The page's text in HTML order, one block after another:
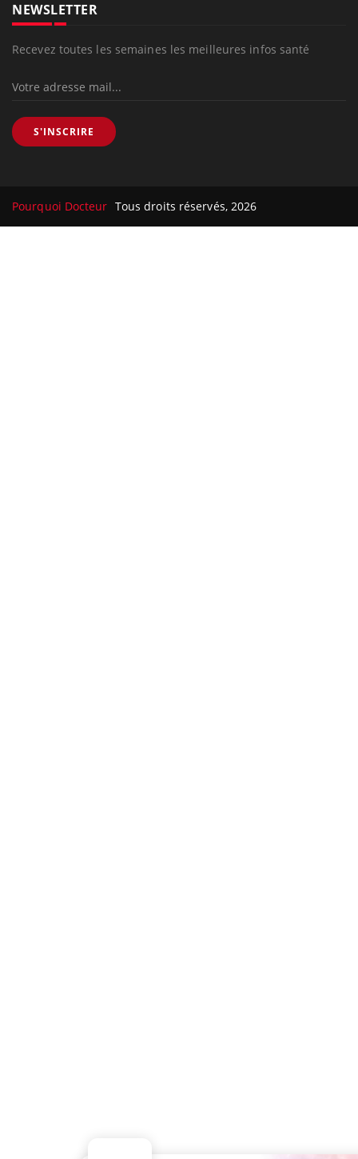
NEWSLETTER
Recevez toutes les semaines les meilleures infos santé
S'INSCRIRE
Pourquoi Docteur Tous droits réservés, 2026